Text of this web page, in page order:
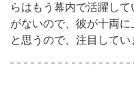
らはもう幕内で活躍し
がないので、彼が十両に
と思うので、注目してい